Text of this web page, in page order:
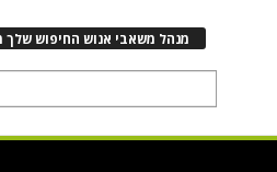
מנהל משאבי אנוש החיפוש שלך